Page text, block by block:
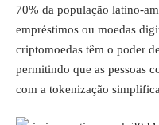
70% da população latino-
empréstimos ou moedas
criptomoedas têm o poder
permitindo que as pessoas
com a tokenização